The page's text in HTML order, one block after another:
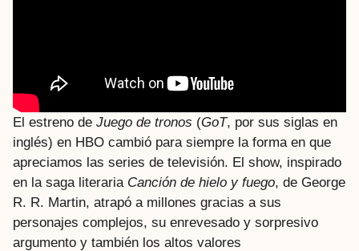
El estreno de Juego de tronos (GoT, por sus siglas en
inglés) en HBO cambió para siempre la forma en que
apreciamos las series de televisión. El show, inspirado
en la saga literaria Canción de hielo y fuego, de George
R. R. Martin, atrapó a millones gracias a sus
personajes complejos, su enrevesado y sorpresivo
argumento y también los altos valores